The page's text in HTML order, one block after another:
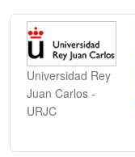
Universidad Rey
Juan Carlos -
URJC